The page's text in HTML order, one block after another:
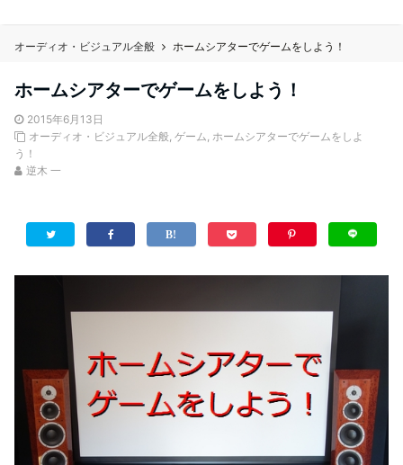
オーディオ・ビジュアル全般 ホームシアターでゲームをしよう！
ホームシアターでゲームをしよう！
2015年6月13日
オーディオ・ビジュアル全般, ゲーム, ホームシアターでゲームをしよ
う！
逆木 一